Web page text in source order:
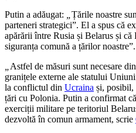
Putin a adăugat:
Țările noastre
parteneri strategici”. El a spus că
apărării între Rusia și Belarus și că
siguranța comună a țărilor noastre”.
Astfel de măsuri sunt necesare
granițele externe ale statului
la conflictul din Ucraina și, posibil,
țări cu Polonia. Putin a confirmat
exerciții militare pe teritoriul
dezvoltă în comun armament, scrie